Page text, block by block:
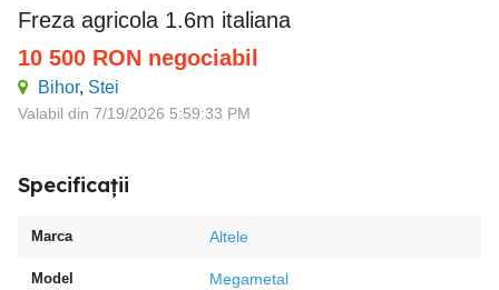
Freza agricola 1.6m italiana
10 500 RON negociabil
Bihor, Stei
Valabil din 7/19/2026 5:59:33 PM
Specificații
Marca Altele
Model Megametal